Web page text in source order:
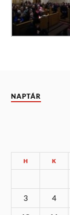
NAPTÁR
H K
3 4